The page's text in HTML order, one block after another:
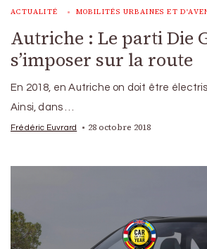
ACTUALITÉ MOBILITÉS URBAINES ET
Autriche : Le parti Die
s’imposer sur la route
En 2018, en Autriche on doit être
Ainsi, dans …
Frédéric Euvrard 28 octobre 2018